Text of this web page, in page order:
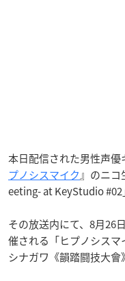
本日配信された男性声
プノシスマイク』のニコ
eeting- at KeyStudio #02
その放送内にて、8月26
催される「ヒプノシス
シナガワ《韻踏闘技大會